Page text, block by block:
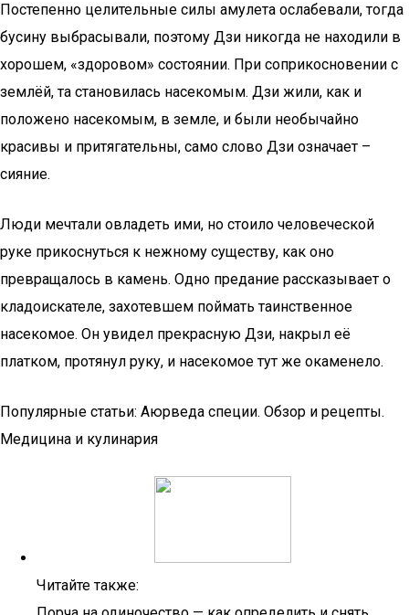
Постепенно целительные силы амулета ослабевали, тогда
бусину выбрасывали, поэтому Дзи никогда не находили в
хорошем, «здоровом» состоянии. При соприкосновении с
землёй, та становилась насекомым. Дзи жили, как и
положено насекомым, в земле, и были необычайно
красивы и притягательны, само слово Дзи означает –
сияние.
Люди мечтали овладеть ими, но стоило человеческой
руке прикоснуться к нежному существу, как оно
превращалось в камень. Одно предание рассказывает о
кладоискателе, захотевшем поймать таинственное
насекомое. Он увидел прекрасную Дзи, накрыл её
платком, протянул руку, и насекомое тут же окаменело.
Популярные статьи: Аюрведа специи. Обзор и рецепты.
Медицина и кулинария
Читайте также: